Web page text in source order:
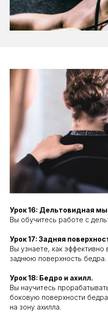
Урок 16: Дельтовидная
Вы обучитесь работе с
Урок 17: Задняя
Вы узнаете, как эффективно
заднюю поверхность бедра.
Урок 18: Бедро и ахилл.
Вы научитесь
боковую поверхности
на зону ахилла.